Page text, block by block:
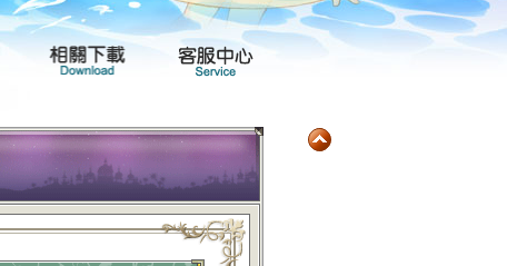
玩家社群 產品專區 相關下載 客服中心